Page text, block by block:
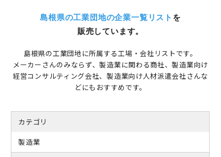
島根県の工業団地の企業一覧リスト を
販売しています。
島根県の工業団地に所属する工場・会社リストです。
メーカーさんのみならず、製造業に関わる商社、製造業向け
経営コンサルティング会社、製造業向け人材派遣会社さんな
どにもおすすめです。
カテゴリ
製造業